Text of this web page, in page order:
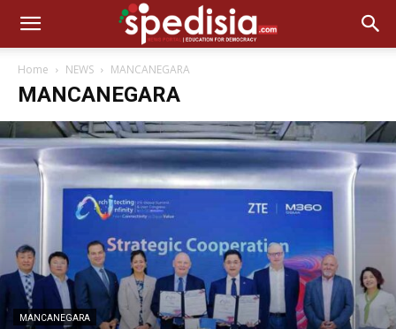
Home NEWS MANCANEGARA
MANCANEGARA
MANCANEGARA